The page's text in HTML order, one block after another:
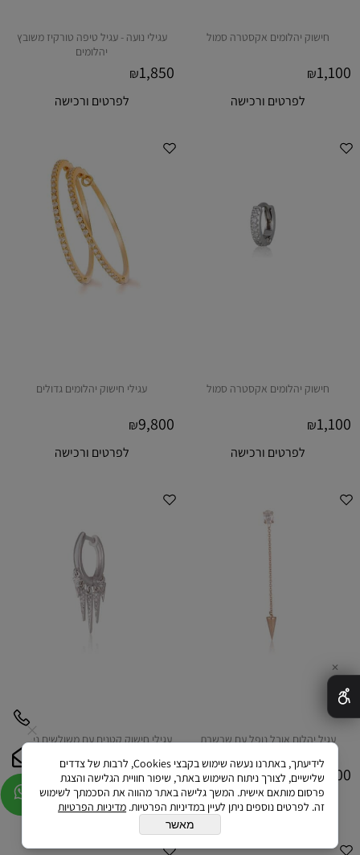
חישוק יהלומים אקסטרה סמול
₪1,100
לפרטים ורכישה
עגילי נועה - עגיל טיפה טורקיז משובץ
יהלומים
₪1,850
לפרטים ורכישה
חישוק יהלומים אקסטרה סמול
₪1,100
לפרטים ורכישה
עגילי חישוק יהלומים גדולים
₪9,800
לפרטים ורכישה
עגיל יהלום אובל נופל עם שרשרת
₪3,100
לפרטים ורכישה
עגילי חישוק קטנים עם משולשים נופלים
₪1,850
לפרטים ורכישה
✕
לידיעתך, באתרנו נעשה שימוש בקבצי Cookies, לרבות של צדדים
שלישיים, לצורך ניתוח השימוש באתר, שיפור חוויית הגלישה והצגת
פרסום מותאם אישית. המשך גלישה באתר מהווה את הסכמתך לשימוש
זה. לפרטים נוספים ניתן לעיין במדיניות הפרטיות. מדיניות הפרטיות
מאשר